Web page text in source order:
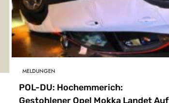
MELDUNGEN
POL-DU: Hochemmerich:
Gestohlener Opel Mokka Landet Auf